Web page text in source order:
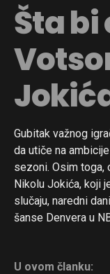
Šta
Gubitak važnog
da utiče na ambicije
sezoni. Osim toga,
Nikolu Jokića, koji
slučaju, naredni
šanse Denvera u
U ovom članku: